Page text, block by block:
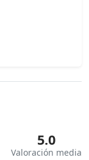
5.0
Valoración media